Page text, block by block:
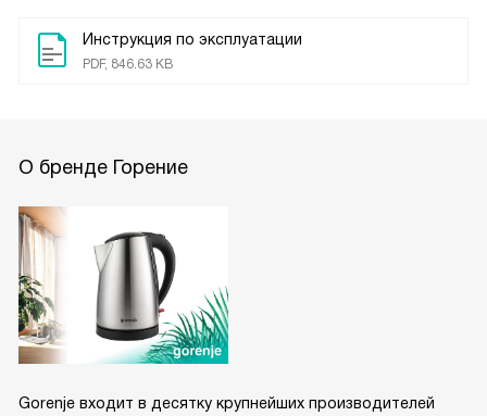
Инструкция по эксплуатации
PDF, 846.63 KB
О бренде Горение
Gorenje входит в десятку крупнейших производителей